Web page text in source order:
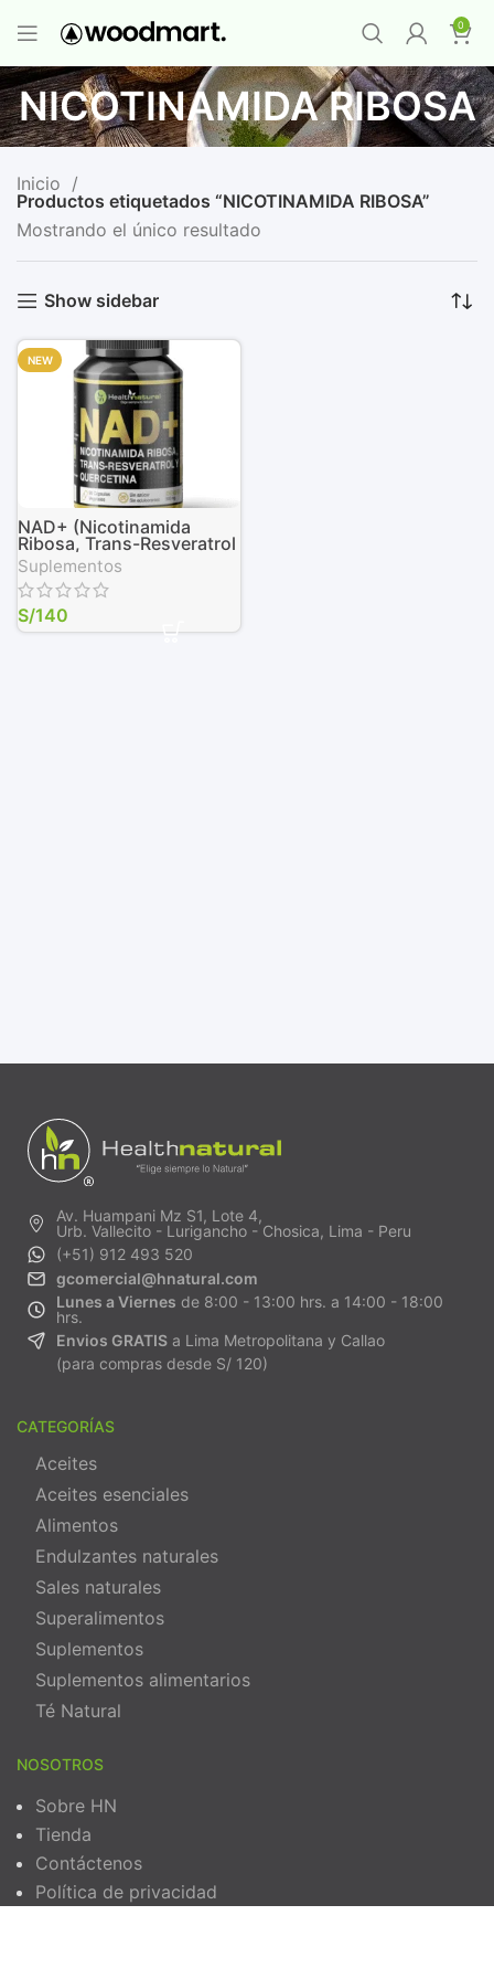
0
NICOTINAMIDA RIBOSA
Inicio
Productos etiquetados “NICOTINAMIDA RIBOSA”
Mostrando el único resultado
Show sidebar
NEW
NAD+ (Nicotinamida
Ribosa, Trans-Resveratrol
y Quercetina), 90 Cáps.
Vegetales de 500 mg
Suplementos
S/140
Av. Huampani Mz S1, Lote 4,
Urb. Vallecito - Lurigancho - Chosica, Lima - Peru
(+51) 912 493 520
gcomercial@hnatural.com
Lunes a Viernes de 8:00 - 13:00 hrs. a 14:00 - 18:00
hrs.
Envios GRATIS a Lima Metropolitana y Callao
(para compras desde S/ 120)
CATEGORÍAS
Aceites
Aceites esenciales
Alimentos
Endulzantes naturales
Sales naturales
Superalimentos
Suplementos
Suplementos alimentarios
Té Natural
NOSOTROS
Sobre HN
Tienda
Contáctenos
Política de privacidad
Premium-Compra 12 unidades y llévate 1
GRATIS ¡LO QUIERO YA